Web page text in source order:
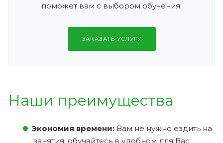
поможет вам с выбором обучения.
ЗАКАЗАТЬ УСЛУГУ
Наши преимущества
Экономия времени: Вам не нужно ездить на
занятия, обучайтесь в удобном для Вас